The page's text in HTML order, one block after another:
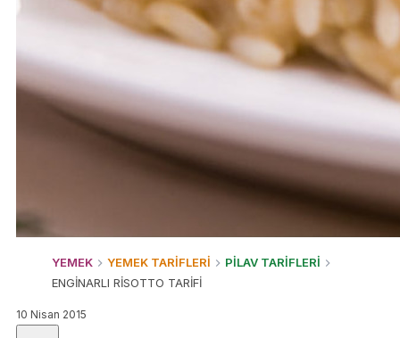
YEMEK YEMEK TARİFLERİ
PİLAV TARİFLERİ
ENGİNARLI RİSOTTO TARİFİ
10 Nisan 2015